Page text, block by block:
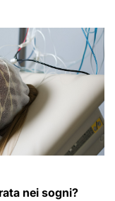
nei sogni?